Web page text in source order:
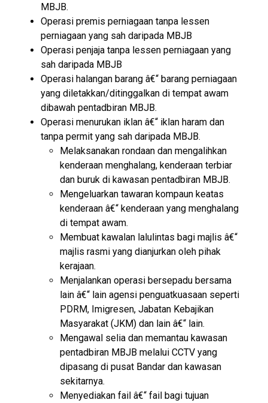
MBJB.
Operasi premis perniagaan tanpa lessen
perniagaan yang sah daripada MBJB
Operasi penjaja tanpa lessen perniagaan yang
sah daripada MBJB
Operasi halangan barang â€“ barang perniagaan
yang diletakkan/ditinggalkan di tempat awam
dibawah pentadbiran MBJB.
Operasi menurukan iklan â€“ iklan haram dan
tanpa permit yang sah daripada MBJB.
Melaksanakan rondaan dan mengalihkan
kenderaan menghalang, kenderaan terbiar
dan buruk di kawasan pentadbiran MBJB.
Mengeluarkan tawaran kompaun keatas
kenderaan â€“ kenderaan yang menghalang
di tempat awam.
Membuat kawalan lalulintas bagi majlis â€“
majlis rasmi yang dianjurkan oleh pihak
kerajaan.
Menjalankan operasi bersepadu bersama
lain â€“ lain agensi penguatkuasaan seperti
PDRM, Imigresen, Jabatan Kebajikan
Masyarakat (JKM) dan lain â€“ lain.
Mengawal selia dan memantau kawasan
pentadbiran MBJB melalui CCTV yang
dipasang di pusat Bandar dan kawasan
sekitarnya.
Menyediakan fail â€“ fail bagi tujuan